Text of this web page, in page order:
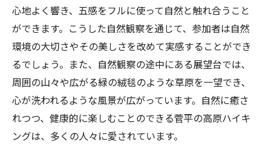
心地よく響き、五感をフルに使って自然と触れ合うこと
ができます。こうした自然観察を通じて、参加者は自然
環境の大切さやその美しさを改めて実感することができ
るでしょう。また、自然観察の途中にある展望台では、
周囲の山々や広がる緑の絨毯のような草原を一望でき、
心が洗われるような風景が広がっています。自然に癒さ
れつつ、健康的に楽しむことのできる菅平の高原ハイキ
ングは、多くの人々に愛されています。